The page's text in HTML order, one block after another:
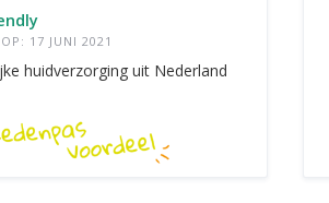
17 JUNI 2021
huidverzorging uit Nederland